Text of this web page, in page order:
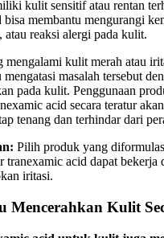
kulit sensitif atau rentan
membantu mengurangi
atau reaksi alergi pada kulit.
mengalami kulit merah atau
mengatasi masalah tersebut
pada kulit. Penggunaan
acid secara teratur
tenang dan terhindar dari
Pilih produk yang
tranexamic acid dapat bekerja
iritasi.
Mencerahkan Kulit